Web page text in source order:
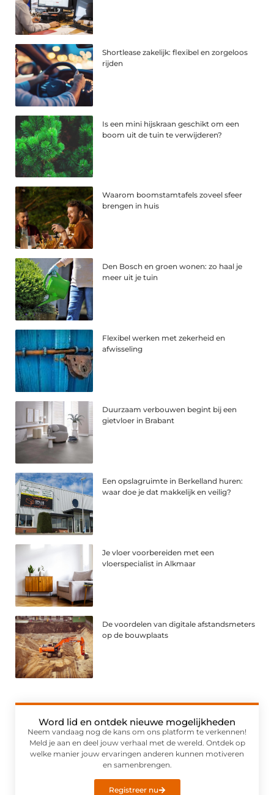
Shortlease zakelijk: flexibel en zorgeloos
rijden
Is een mini hijskraan geschikt om een
boom uit de tuin te verwijderen?
Waarom boomstamtafels zoveel sfeer
brengen in huis
Den Bosch en groen wonen: zo haal je
meer uit je tuin
Flexibel werken met zekerheid en
afwisseling
Duurzaam verbouwen begint bij een
gietvloer in Brabant
Een opslagruimte in Berkelland huren:
waar doe je dat makkelijk en veilig?
Je vloer voorbereiden met een
vloerspecialist in Alkmaar
De voordelen van digitale afstandsmeters
op de bouwplaats
Word lid en ontdek nieuwe mogelijkheden
Neem vandaag nog de kans om ons platform te verkennen!
Meld je aan en deel jouw verhaal met de wereld. Ontdek op
welke manier jouw ervaringen anderen kunnen motiveren
en samenbrengen.
Registreer nu